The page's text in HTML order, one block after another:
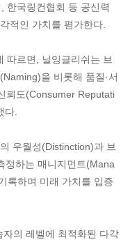
한국링컨협회 등 공신력
적인 가치를 평가한다.
따르면, 닐잉글리쉬는 브
을 비롯해 품질·서
뢰도(Consumer Reputati
다.
우월성(Distinction)과 브
정하는 매니지먼트(Mana
록하며 미래 가치를 입증
자의 레벨에 최적화된 다각